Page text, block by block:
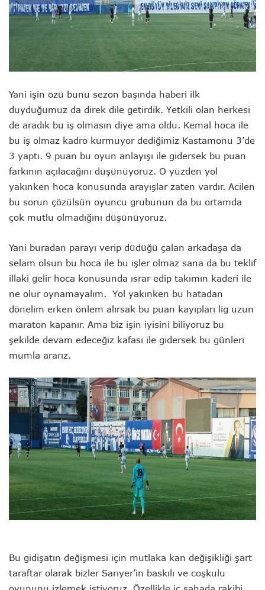
Yani işin özü bunu sezon başında haberi ilk
duyduğumuz da direk dile getirdik. Yetkili olan herkesi
de aradık bu iş olmasın diye ama oldu. Kemal hoca ile
bu iş olmaz kadro kurmuyor dediğimiz Kastamonu 3’de
3 yaptı. 9 puan bu oyun anlayışı ile gidersek bu puan
farkının açılacağını düşünüyoruz. O yüzden yol
yakınken hoca konusunda arayışlar zaten vardır. Acilen
bu sorun çözülsün oyuncu grubunun da bu ortamda
çok mutlu olmadığını düşünüyoruz.
Yani buradan parayı verip düdüğü çalan arkadaşa da
selam olsun bu hoca ile bu işler olmaz sana da bu teklif
illaki gelir hoca konusunda ısrar edip takımın kaderi ile
ne olur oynamayalım. Yol yakınken bu hatadan
dönelim erken önlem alırsak bu puan kayıpları lig uzun
maraton kapanır. Ama biz işin iyisini biliyoruz bu
şekilde devam edeceğiz kafası ile gidersek bu günleri
mumla ararız.
Bu gidişatın değişmesi için mutlaka kan değişikliği şart
taraftar olarak bizler Sarıyer’in baskılı ve coşkulu